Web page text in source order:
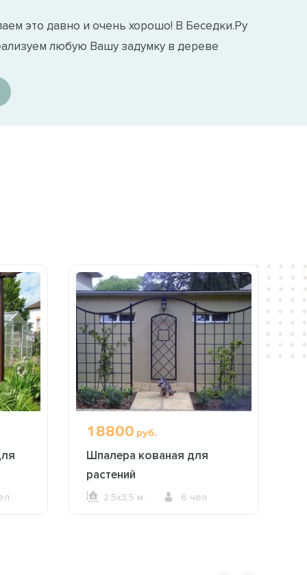
это давно и очень хорошо! В Беседки.Ру
любую Вашу задумку в дереве
18800 руб.
Шпалера кованая для
растений
2,5х3,5 м. 6 чел.